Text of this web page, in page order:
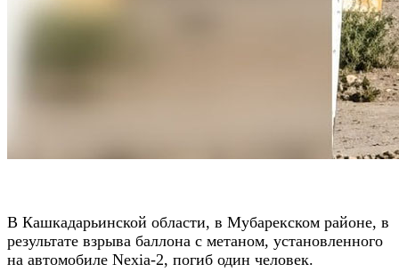
В Кашкадарьинской области, в Мубарекском районе, в
результате взрыва баллона с метаном, установленного
на автомобиле Nexia-2, погиб один человек.